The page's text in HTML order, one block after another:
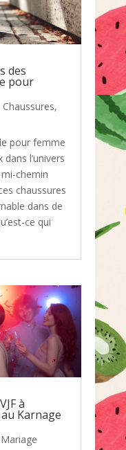
des
pour
Chaussures,
pour femme
l’univers
chemin
chaussures
dans de
ce qui
à
Karnage
Mariage